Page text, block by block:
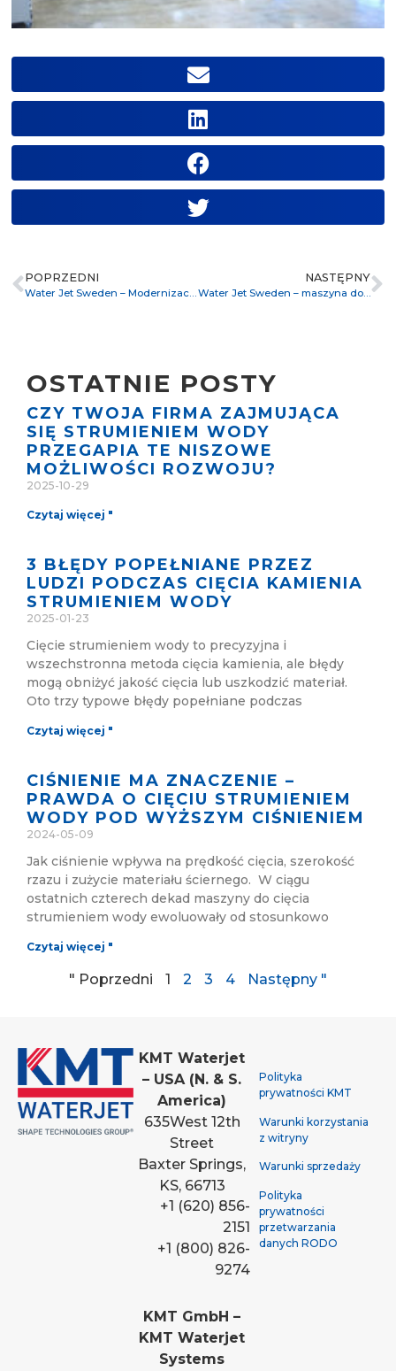
POPRZEDNI
Water Jet Sweden – Modernizacja maszyny do cięcia wodą w 2005 r.
NASTĘPNY
Water Jet Sweden – maszyna do cięcia 3D
OSTATNIE POSTY
CZY TWOJA FIRMA ZAJMUJĄCA
SIĘ STRUMIENIEM WODY
PRZEGAPIA TE NISZOWE
MOŻLIWOŚCI ROZWOJU?
2025-10-29
Czytaj więcej "
3 BŁĘDY POPEŁNIANE PRZEZ
LUDZI PODCZAS CIĘCIA KAMIENIA
STRUMIENIEM WODY
2025-01-23
Cięcie strumieniem wody to precyzyjna i
wszechstronna metoda cięcia kamienia, ale błędy
mogą obniżyć jakość cięcia lub uszkodzić materiał.
Oto trzy typowe błędy popełniane podczas
Czytaj więcej "
CIŚNIENIE MA ZNACZENIE –
PRAWDA O CIĘCIU STRUMIENIEM
WODY POD WYŻSZYM CIŚNIENIEM
2024-05-09
Jak ciśnienie wpływa na prędkość cięcia, szerokość
rzazu i zużycie materiału ściernego. W ciągu
ostatnich czterech dekad maszyny do cięcia
strumieniem wody ewoluowały od stosunkowo
Czytaj więcej "
" Poprzedni 1 2 3 4 Następny "
KMT Waterjet
– USA (N. & S.
America)
635West 12th
Street
Baxter Springs,
KS, 66713
+1 (620) 856-
2151
+1 (800) 826-
9274
KMT GmbH –
KMT Waterjet
Systems
Polityka
prywatności KMT
Warunki korzystania
z witryny
Warunki sprzedaży
Polityka
prywatności
przetwarzania
danych RODO